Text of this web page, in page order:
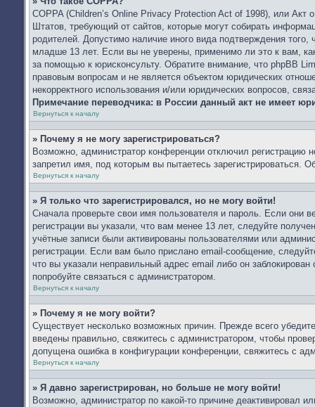
COPPA (Children’s Online Privacy Protection Act of 1998), или Акт
Штатов, требующий от сайтов, которые могут собирать
родителей. Допустимо наличие иного вида подтверждения
младше 13 лет. Если вы не уверены, применимо ли это к вам,
за помощью к юрисконсульту. Обратите внимание, что phpBB
правовым вопросам и не является объектом юридических
некорректного использования и/или юридических вопросов,
Примечание переводчика: в России данный акт не имеет
Вернуться к началу
» Почему я не могу зарегистрироваться?
Возможно, администратор конференции отключил регистрацию
запретил имя, под которым вы пытаетесь зарегистрироваться.
Вернуться к началу
» Я только что зарегистрировался, но не могу войти!
Сначала проверьте свои имя пользователя и пароль. Если они
регистрации вы указали, что вам менее 13 лет, следуйте
учётные записи были активированы пользователями или
регистрации. Если вам было прислано email-сообщение,
что вы указали неправильный адрес email либо он
попробуйте связаться с администратором.
Вернуться к началу
» Почему я не могу войти?
Существует несколько возможных причин. Прежде всего
введены правильно, свяжитесь с администратором, чтобы
допущена ошибка в конфигурации конференции, свяжитесь с
Вернуться к началу
» Я давно зарегистрирован, но больше не могу войти!
Возможно, администратор по какой-то причине деактивировал